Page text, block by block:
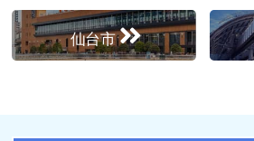
仙台市